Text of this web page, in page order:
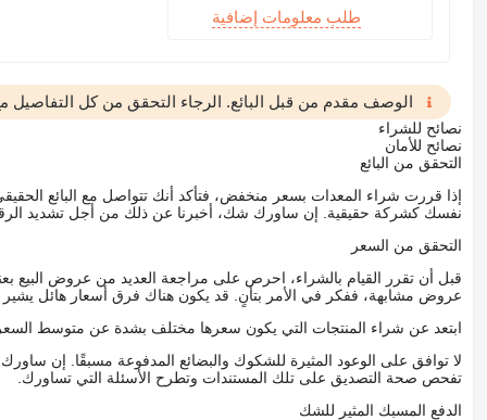
طلب معلومات إضافية
الوصف مقدم من قبل البائع. الرجاء التحقق من كل التفاصيل
نصائح للشراء
نصائح للأمان
التحقق من البائع
إذا قررت شراء المعدات بسعر منخفض، فتأكد أنك تتواصل مع البائع
نفسك كشركة حقيقية. إن ساورك شك، أخبرنا عن ذلك من أجل تشديد
التحقق من السعر
قبل أن تقرر القيام بالشراء، احرص على مراجعة العديد من عروض البيع
عروض مشابهة، ففكر في الأمر بتأنٍ. قد يكون هناك فرق أسعار هائل يشير
ابتعد عن شراء المنتجات التي يكون سعرها مختلف بشدة عن متوسط
لا توافق على الوعود المثيرة للشكوك والبضائع المدفوعة مسبقًا. إن
تفحص صحة التصديق على تلك المستندات وتطرح الأسئلة التي تساورك.
الدفع المسبك المثير للشك